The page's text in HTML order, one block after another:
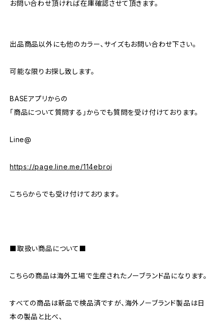
お問い合わせ頂ければ在庫確認させて頂きます。
出品商品以外にも他のカラー、サイズもお問い合わせ下さい。
可能な限りお探し致します。
BASEアプリからの
「商品について質問する」からでも質問を受け付けております。
Line@
https://page.line.me/114ebroj
こちらからでも受け付けております。
■取扱い商品について■
こちらの商品は海外工場で生産されたノーブランド品になります。
すべての商品は新品で検品済ですが、海外ノーブランド製品は日
本の製品と比べ、